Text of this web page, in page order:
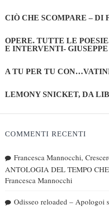
CIÒ CHE SCOMPARE –
OPERE. TUTTE LE
E INTERVENTI-
A TU PER TU
LEMONY SNICKET, DA
COMMENTI RECENTI
Francesca Mannocchi,
ANTOLOGIA DEL TEMPO
Francesca Mannocchi
Odisseo reloaded – Apologoi